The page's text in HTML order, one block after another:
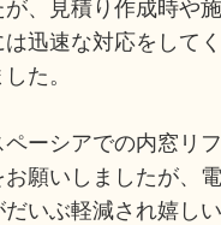
が、見積り作成時や
は迅速な対応をして
した。
ペーシアでの内窓リ
お願いしましたが、
だいぶ軽減され嬉しい